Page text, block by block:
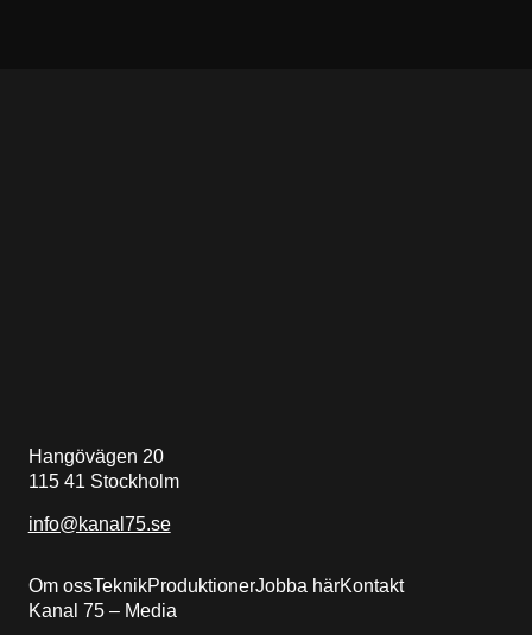
Hangövägen 20
115 41 Stockholm
info@kanal75.se
Om ossTeknikProduktionerJobba härKontakt
Kanal 75 – Media